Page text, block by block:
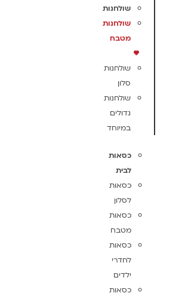
שולחנות
שולחנות
מטבח
שולחנות
סלון
שולחנות
גדולים
במיוחד
כסאות
לבית
כסאות
לסלון
כסאות
מטבח
כסאות
לחדרי
ילדים
כסאות